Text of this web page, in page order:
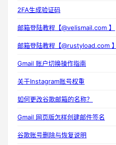
2FA生成验证码
邮箱登陆教程【@velismail.com 】
邮箱登陆教程【@rustyload.com 】
Gmail 账户切换操作指南
关于Instagram账号权重
如何更改谷歌邮箱的名称？
Gmail 网页版怎样创建邮件签名
谷歌账号删除与恢复说明